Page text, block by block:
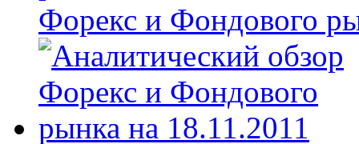
Форекс и Фондового